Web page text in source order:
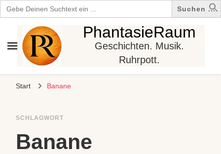
Search
for:
PhantasieRaum
Geschichten. Musik.
Ruhrpott.
Start Banane
SCHLAGWORT
Banane